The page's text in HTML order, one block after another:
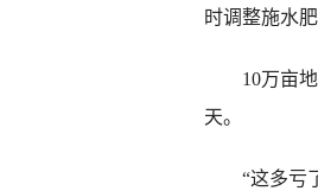
时调整施水
10万亩地,
天。
“这多亏了